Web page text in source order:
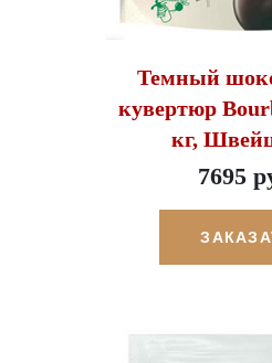
Темный
кувертюр
кг,
7695